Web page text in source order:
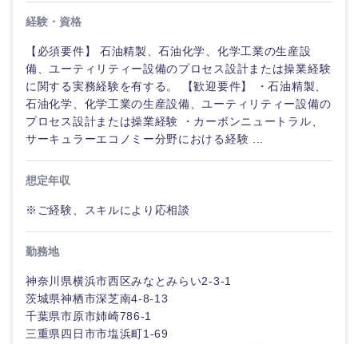
経験・資格
【必須要件】 石油精製、石油化学、化学工業の生産設
備、ユーティリティー設備のプロセス設計または操業経験
に関する実務経験を有する。 【歓迎要件】 ・石油精製、
石油化学、化学工業の生産設備、ユーティリティー設備の
プロセス設計または操業経験 ・カーボンニュートラル、
サーキュラーエコノミー分野における経験 ...
想定年収
※ご経験、スキルにより応相談
勤務地
神奈川県横浜市西区みなとみらい2-3-1
茨城県神栖市深芝南4-8-13
千葉県市原市姉崎786-1
三重県四日市市塩浜町1-69